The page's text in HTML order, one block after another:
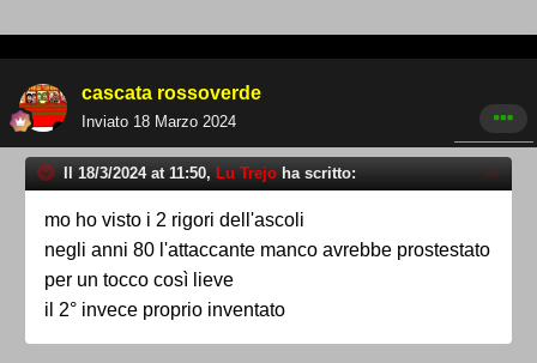
cascata rossoverde
Inviato 18 Marzo 2024
Il 18/3/2024 at 11:50, Lu Trejo ha scritto:
mo ho visto i 2 rigori dell'ascoli
negli anni 80 l'attaccante manco avrebbe prostestato
per un tocco così lieve
il 2° invece proprio inventato